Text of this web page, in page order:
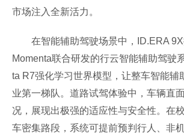
市场注入全新活力。
在智能辅助驾驶场景中，ID.ERA
Momenta联合研发的行云智能辅助驾驶
ta R7强化学习世界模型，让整车智能辅
业第一梯队。道路试驾体验中，车辆直
况，展现出极强的适应性与安全性。在
车密集路段，系统可提前预判行人、非